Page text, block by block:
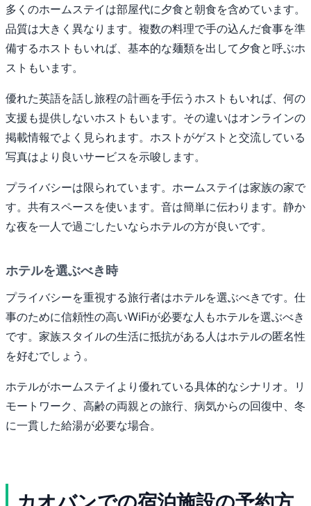
多くのホームステイは部屋代に夕食と朝食を含めています。
品質は大きく異なります。複数の料理で手の込んだ食事を準
備するホストもいれば、基本的な麺類を出して夕食と呼ぶホ
ストもいます。
優れた英語を話し旅程の計画を手伝うホストもいれば、何の
支援も提供しないホストもいます。その違いはオンラインの
掲載情報でよく見られます。ホストがゲストと交流している
写真はより良いサービスを示唆します。
プライバシーは限られています。ホームステイは家族の家で
す。共有スペースを使います。音は簡単に伝わります。静か
な夜を一人で過ごしたいならホテルの方が良いです。
ホテルを選ぶべき時
プライバシーを重視する旅行者はホテルを選ぶべきです。仕
事のために信頼性の高いWiFiが必要な人もホテルを選ぶべき
です。家族スタイルの生活に抵抗がある人はホテルの匿名性
を好むでしょう。
ホテルがホームステイより優れている具体的なシナリオ。リ
モートワーク、高齢の両親との旅行、病気からの回復中、冬
に一貫した給湯が必要な場合。